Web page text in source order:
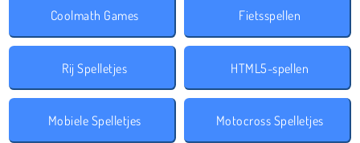
Coolmath Games Fietsspellen
Rij Spelletjes HTML5-spellen
Mobiele Spelletjes Motocross Spelletjes